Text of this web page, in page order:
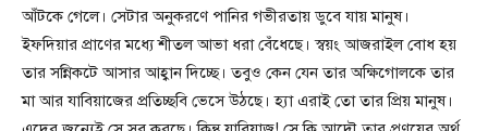
আঁটকে গেলে। সেটার অনুকরণে পানির গভীরতায় ডুবে যায় মানুষ।
ইফদিয়ার প্রাণের মধ্যে শীতল আভা ধরা বেঁধেছে। স্বয়ং আজরাইল বোধ হয়
তার সন্নিকটে আসার আহ্বান দিচ্ছে। তবুও কেন যেন তার অক্ষিগোলকে তার
মা আর যাবিয়াজের প্রতিচ্ছবি ভেসে উঠছে। হ্যা এরাই তো তার প্রিয় মানুষ।